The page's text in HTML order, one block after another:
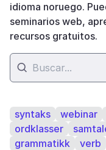
idioma noruego.
seminarios web,
recursos gratuitos.
syntaks webinar
ordklasser
grammatikk
verb